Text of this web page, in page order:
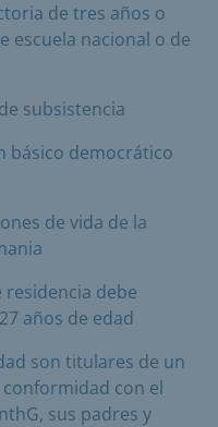
de tres años o
escuela nacional o de
subsistencia
básico democrático
de vida de la
debe
años de edad
son titulares de un
con el
sus padres y